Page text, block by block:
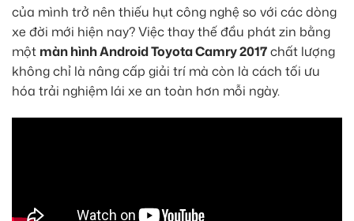
của mình trở nên thiếu hụt công nghệ so với các dòng
xe đời mới hiện nay? Việc thay thế đầu phát zin bằng
một màn hình Android Toyota Camry 2017chất lượng
không chỉ là nâng cấp giải trí mà còn là cách tối ưu
hóa trải nghiệm lái xe an toàn hơn mỗi ngày.